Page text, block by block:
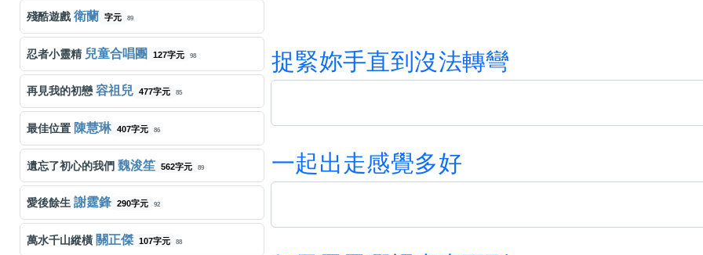
殘酷遊戲衛蘭 字元 89
忍者小靈精 兒童合唱團 127字元 98
再見我的初戀容祖兒 477字元 85
最佳位置 陳慧琳 407字元 86
遺忘了初心的我們 魏浚笙 562字元 89
愛後餘生 謝霆鋒 290字元 92
萬水千山縱橫 關正傑 107字元 88
捉緊妳手直到 沒法轉彎
一起出走感覺多好